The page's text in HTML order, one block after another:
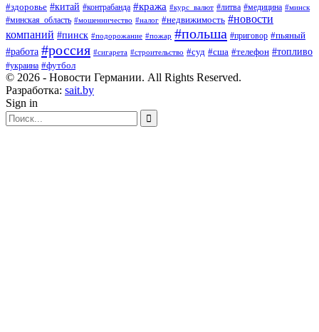
#здоровье #китай #контрабанда #кража #курс_валют #литва #медицина #минск
#минская_область #мошенничество #налог #недвижимость #новости
компаний #пинск #подорожание #пожар #польша #приговор #пьяный
#работа #россия #сигарета #строительство #суд #сша #телефон #топливо
#украина #футбол
© 2026 - Новости Германии. All Rights Reserved.
Разработка: sait.by
Sign in